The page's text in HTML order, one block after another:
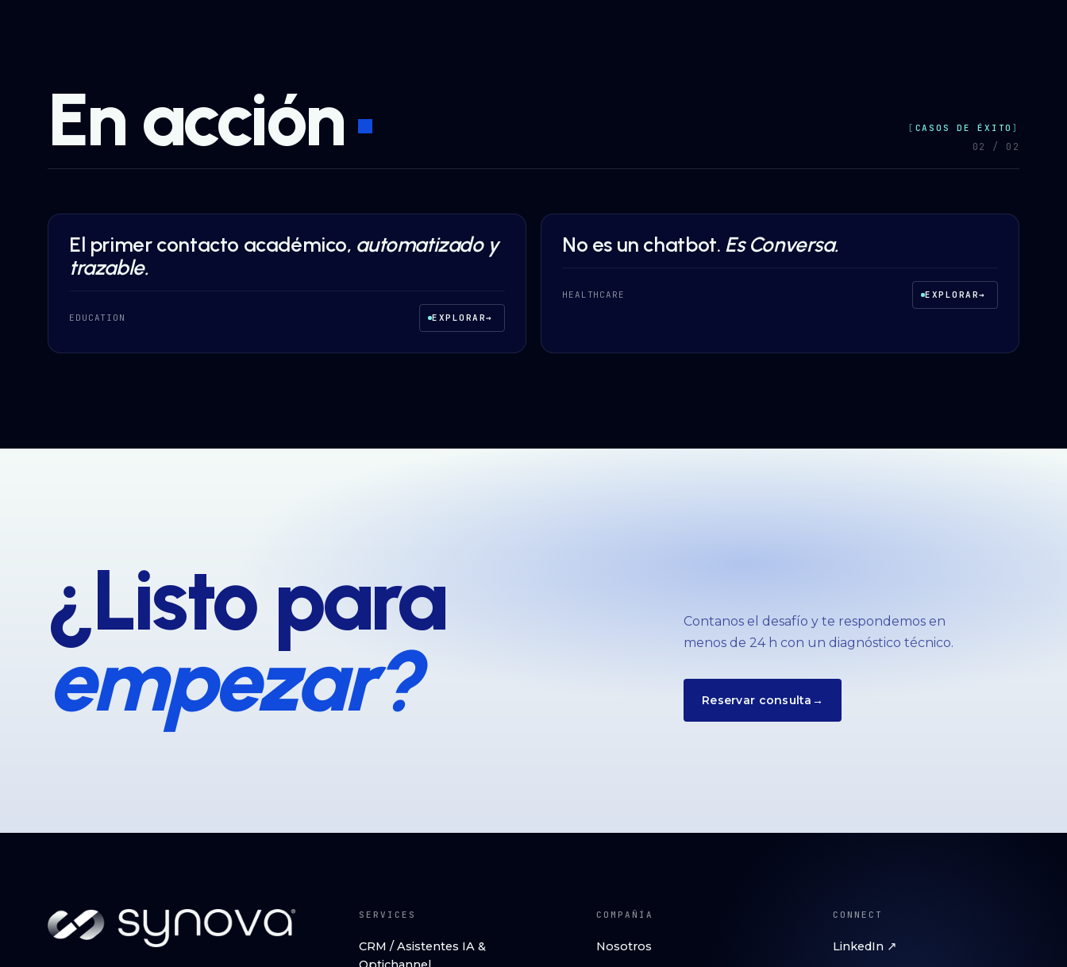
En acción CASOS DE ÉXITO
02 / 0 2
AI AUTOMATION·EDUCATION
El primer contacto académico, automatizado y
trazable.
EDUCATION EXPLORAR→
AI AUTOMATION·HEALTHCARE
No es un chatbot. Es Conversa.
HEALTHCARE EXPLORAR→
¿Listo para
empezar?
Contanos el desafío y te respondemos en
menos de 24 h con un diagnóstico técnico.
Reservar consulta →
SERVICES
CRM / Asistentes IA &
COMPAÑÍA
Nosotros
CONNECT
LinkedIn ↗